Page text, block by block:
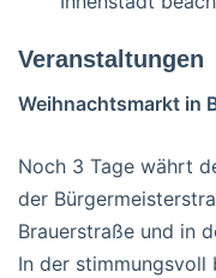
Veranstaltungen
Weihnachtsmarkt in
Noch 3 Tage währt
der
Brauerstraße und in
In der stimmungsvoll